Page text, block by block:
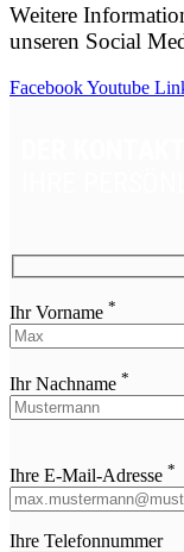
Weitere
unseren Social
FacebookYoutube
Ihr Vorname *
Ihr Nachname *
lasse
dieses
Feld
leer.
Ihre E-Mail-Adresse *
Ihre Telefonnummer